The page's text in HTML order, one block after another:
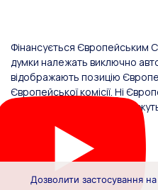
Фінансується Європейським
думки належать виключно
відображають позицію
Європейської комісії. Ні
надав фінансування, не
Дозволити застосування